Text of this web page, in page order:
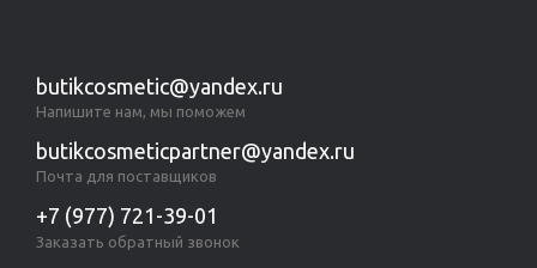
butikcosmetic@yandex.ru
Напишите нам, мы поможем
butikcosmeticpartner@yandex.ru
Почта для поставщиков
+7 (977) 721-39-01
Заказать обратный звонок